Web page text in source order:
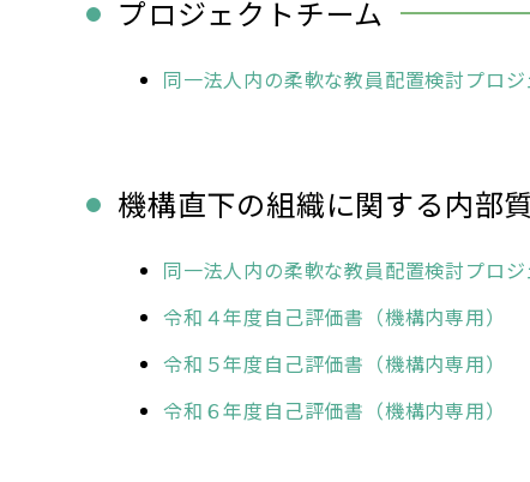
プロジェクトチーム
同一法人内の柔軟な教員配置検討プロ
機構直下の組織に関する内部
同一法人内の柔軟な教員配置検討プロ
令和４年度自己評価書（機構内専用）
令和５年度自己評価書（機構内専用）
令和６年度自己評価書（機構内専用）